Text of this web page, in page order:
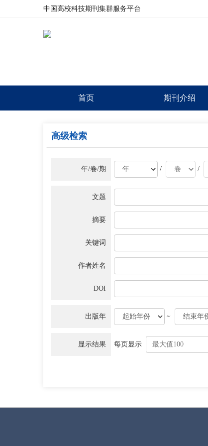
中国高校科技期刊集群服务平台
首页 期刊介绍
高级检索
年/卷/期 / /
文题
摘要
关键词
作者姓名
DOI
出版年 ~
显示结果 每页显示